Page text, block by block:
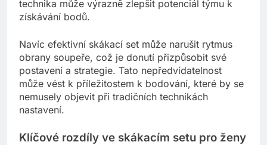
technika může výrazně zlepšit potenciál týmu k
získávání bodů.
Navíc efektivní skákací set může narušit rytmus
obrany soupeře, což je donutí přizpůsobit své
postavení a strategie. Tato nepředvídatelnost
může vést k příležitostem k bodování, které by se
nemusely objevit při tradičních technikách
nastavení.
Klíčové rozdíly ve skákacím setu pro ženy